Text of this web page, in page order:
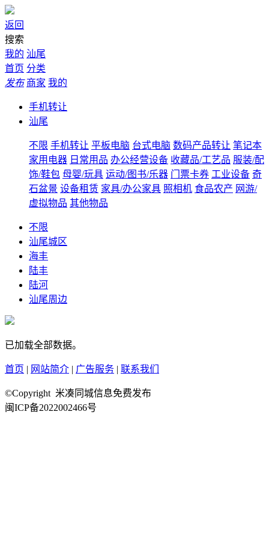
返回
搜索
我的 汕尾
首页 分类
发布 商家 我的
手机转让
汕尾
不限 手机转让 平板电脑 台式电脑 数码产品转让 笔记本
家用电器 日常用品 办公经营设备 收藏品/工艺品 服装/配
饰/鞋包 母婴/玩具 运动/图书/乐器 门票卡券 工业设备 奇
石盆景 设备租赁 家具/办公家具 照相机 食品农产 网游/
虚拟物品 其他物品
不限
汕尾城区
海丰
陆丰
陆河
汕尾周边
已加载全部数据。
首页 | 网站简介 | 广告服务 | 联系我们
©Copyright 米凑同城信息免费发布
闽ICP备2022002466号